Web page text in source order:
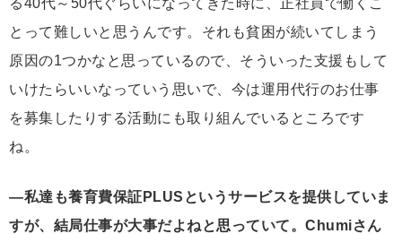
る40代～50代ぐらいになってきた時に、正社員で働くこ
とって難しいと思うんです。それも貧困が続いてしまう
原因の1つかなと思っているので、そういった支援もして
いけたらいいなっていう思いで、今は運用代行のお仕事
を募集したりする活動にも取り組んでいるところです
ね。
―私達も養育費保証PLUSというサービスを提供していま
すが、結局仕事が大事だよねと思っていて。Chumiさん